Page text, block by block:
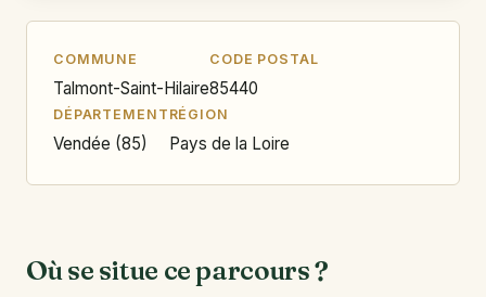
COMMUNE
Talmont-Saint-Hilaire
CODE POSTAL
85440
DÉPARTEMENT
Vendée (85)
RÉGION
Pays de la Loire
Où se situe ce parcours ?